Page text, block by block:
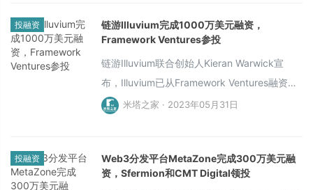
Partners等跟投。
投融资
链游Illuvium完成1000万美元融资，
Framework Ventures参投
链游Illuvium联合创始人Kieran Warwick宣
布，Illuvium已从Framework Ventures融资
1000万美元，将用于加速游戏开发并支持其分
Illuvium即将上线其公开测试版，其中包含三款
可互操作的AAA游戏： Illuvium: Zero（城市建
米塔之家 · 2023年05月31日
投融资
Web3分发平台MetaZone完成300万美元融
资，Sfermion和CMT Digital领投